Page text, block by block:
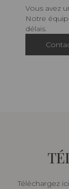
Vous avez
Notre
délais.
Téléchargez